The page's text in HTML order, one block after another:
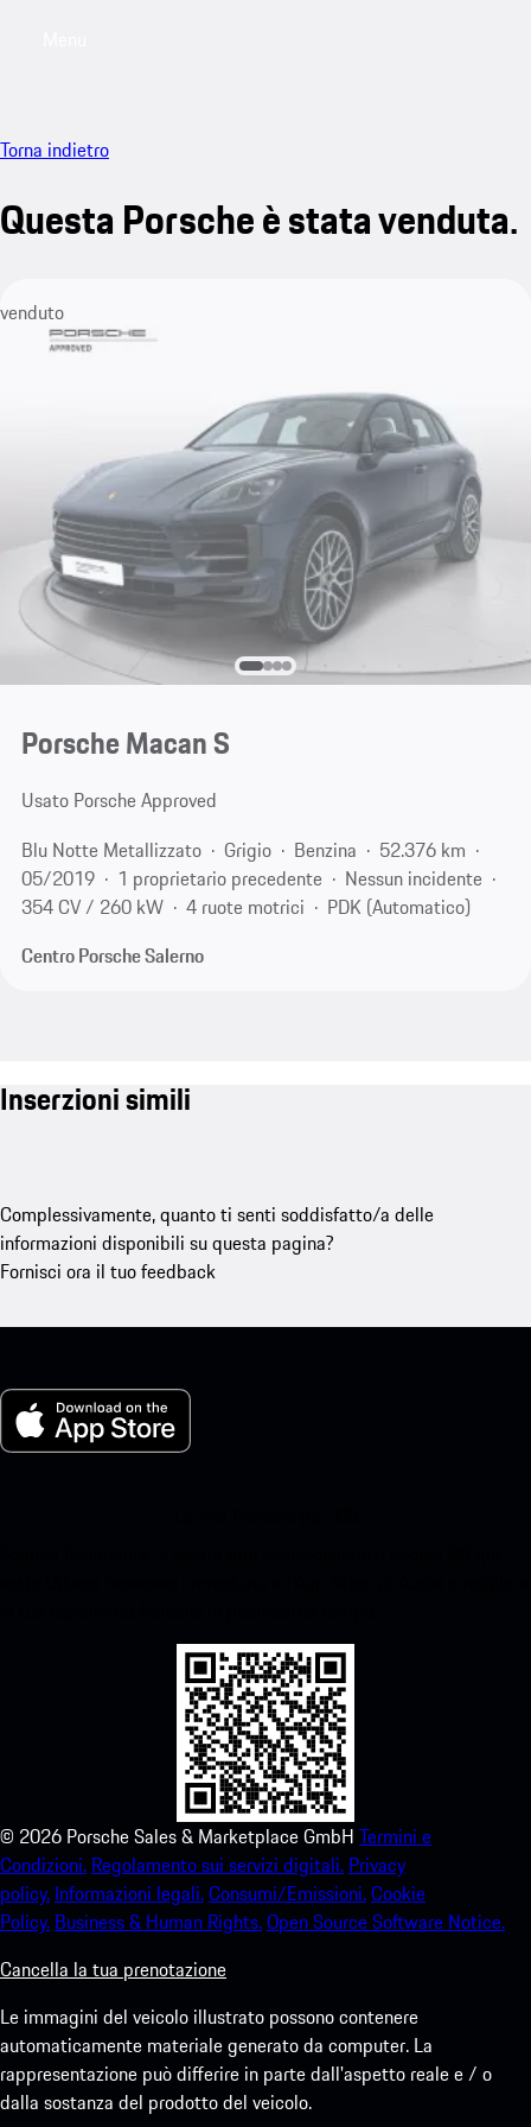
Torna indietro
Questa Porsche è stata venduta.
venduto
Porsche Macan S
Usato Porsche Approved
Blu Notte Metallizzato
Grigio Benzina
52.376 km
05/2019
1 proprietario precedente
Nessun incidente
354 CV / 260 kW
4 ruote motrici
PDK (Automatico)
Centro Porsche Salerno
Inserzioni simili
Complessivamente, quanto ti senti soddisfatto/a delle
informazioni disponibili su questa pagina?
Fornisci ora il tuo feedback
© 2026 Porsche Sales & Marketplace GmbH Termini e
Condizioni. Regolamento sui servizi digitali. Privacy
policy. Informazioni legali.Consumi/Emissioni.Cookie
Policy. Business & Human Rights.Open Source Software Notice.
Cancella la tua prenotazione
Le immagini del veicolo illustrato possono contenere
automaticamente materiale generato da computer. La
rappresentazione può differire in parte dall'aspetto reale e / o
dalla sostanza del prodotto del veicolo.